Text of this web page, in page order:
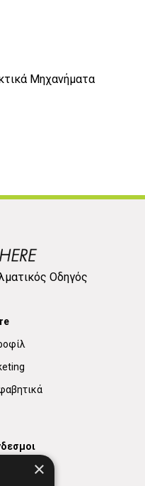
Μηχανήματα
Οδηγός
×